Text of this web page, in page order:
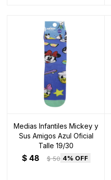
Medias Infantiles Mickey y
Sus Amigos Azul Oficial
Talle 19/30
$ 48 $ 50 4